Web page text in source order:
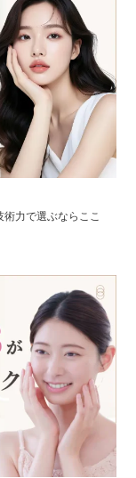
力で選ぶならここ